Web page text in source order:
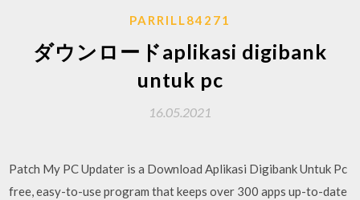
PARRILL84271
ダウンロードaplikasi digibank
untuk pc
16.05.2021
Patch My PC Updater is a Download Aplikasi Digibank Untuk Pc
free, easy-to-use program that keeps over 300 apps up-to-date